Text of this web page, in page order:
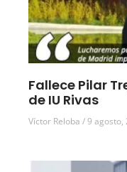
Fallece Pilar
de IU Rivas
Víctor Reloba 9 agosto,